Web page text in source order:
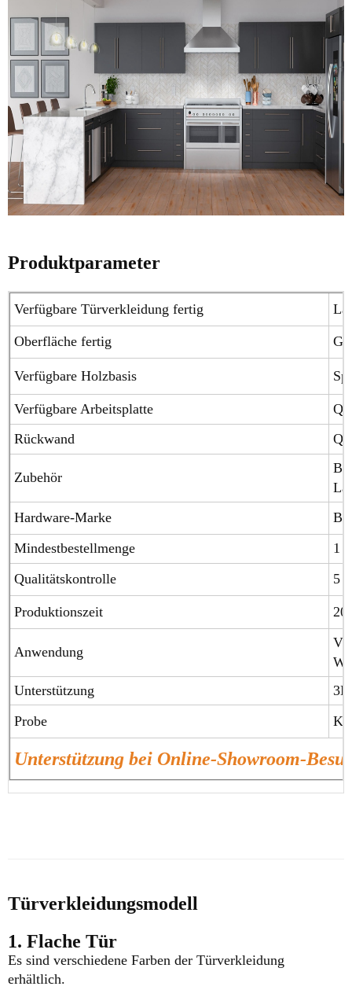
Produktparameter
Verfügbare Türverkleidung fertig
Oberfläche fertig
Verfügbare Holzbasis
Verfügbare Arbeitsplatte
Rückwand
Zubehör
Hardware-Marke
Mindestbestellmenge
1
Qualitätskontrolle
5
Produktionszeit
Anwendung
Unterstützung
Probe
Unterstützung bei Online-Showroom-
Türverkleidungsmodell
1. Flache Tür
Es sind verschiedene Farben der Türverkleidung
erhältlich.